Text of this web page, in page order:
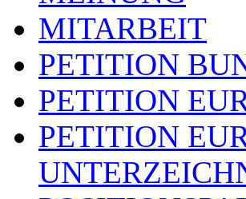
MITARBEIT
PETITION
PETITION
PETITION